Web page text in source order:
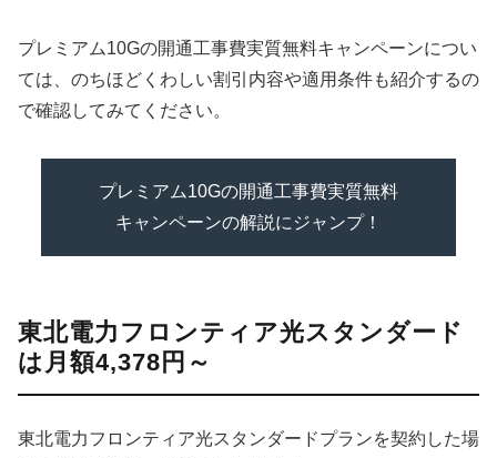
プレミアム10Gの開通工事費実質無料キャンペーンについ
ては、のちほどくわしい割引内容や適用条件も紹介するの
で確認してみてください。
プレミアム10Gの開通工事費実質無料
キャンペーンの解説にジャンプ！
東北電力フロンティア光スタンダード
は月額4,378円～
東北電力フロンティア光スタンダードプランを契約した場